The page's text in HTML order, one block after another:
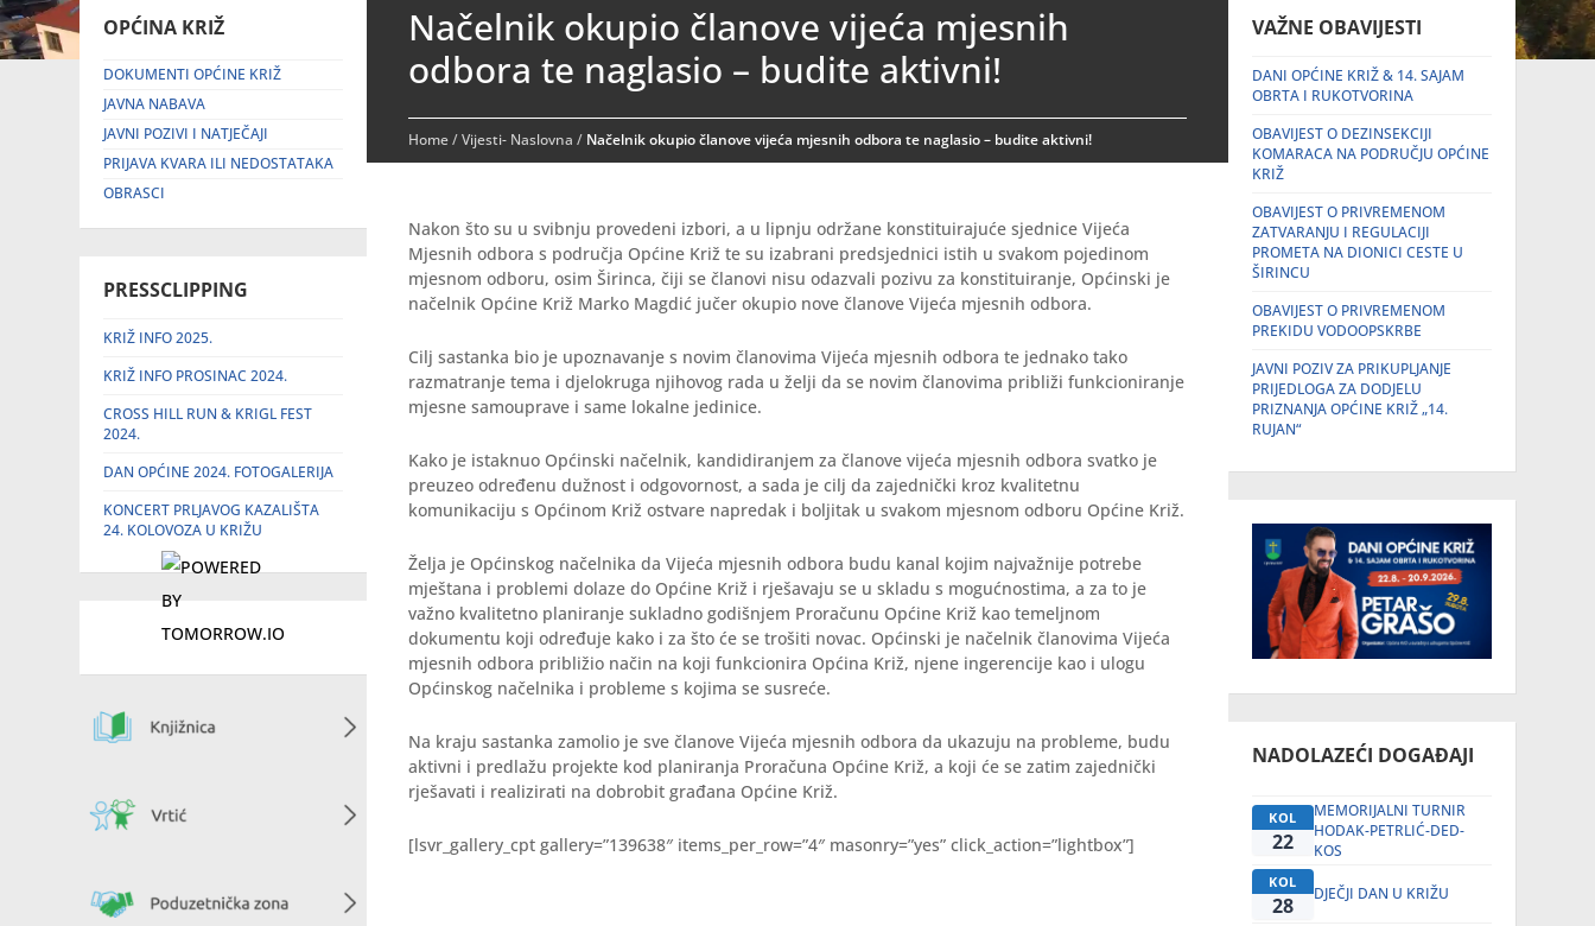
OPĆINA KRIŽ
DOKUMENTI OPĆINE KRIŽ
JAVNA NABAVA
JAVNI POZIVI I NATJEČAJI
PRIJAVA KVARA ILI NEDOSTATAKA
OBRASCI
PRESSCLIPPING
KRIŽ INFO 2025.
KRIŽ INFO PROSINAC 2024.
CROSS HILL RUN & KRIGL FEST
2024.
DAN OPĆINE 2024. FOTOGALERIJA
KONCERT PRLJAVOG KAZALIŠTA
24. KOLOVOZA U KRIŽU
Načelnik okupio članove vijeća mjesnih
odbora te naglasio – budite aktivni!
Home/Vijesti- Naslovna / Načelnik okupio članove vijeća mjesnih odbora te naglasio – budite aktivni!
Nakon što su u svibnju provedeni izbori, a u lipnju održane konstituirajuće sjednice Vijeća
Mjesnih odbora s područja Općine Križ te su izabrani predsjednici istih u svakom pojedinom
mjesnom odboru, osim Širinca, čiji se članovi nisu odazvali pozivu za konstituiranje, Općinski je
načelnik Općine Križ Marko Magdić jučer okupio nove članove Vijeća mjesnih odbora.
Cilj sastanka bio je upoznavanje s novim članovima Vijeća mjesnih odbora te jednako tako
razmatranje tema i djelokruga njihovog rada u želji da se novim članovima približi funkcioniranje
mjesne samouprave i same lokalne jedinice.
Kako je istaknuo Općinski načelnik, kandidiranjem za članove vijeća mjesnih odbora svatko je
preuzeo određenu dužnost i odgovornost, a sada je cilj da zajednički kroz kvalitetnu
komunikaciju s Općinom Križ ostvare napredak i boljitak u svakom mjesnom odboru Općine Križ.
Želja je Općinskog načelnika da Vijeća mjesnih odbora budu kanal kojim najvažnije potrebe
mještana i problemi dolaze do Općine Križ i rješavaju se u skladu s mogućnostima, a za to je
važno kvalitetno planiranje sukladno godišnjem Proračunu Općine Križ kao temeljnom
dokumentu koji određuje kako i za što će se trošiti novac. Općinski je načelnik članovima Vijeća
mjesnih odbora približio način na koji funkcionira Općina Križ, njene ingerencije kao i ulogu
Općinskog načelnika i probleme s kojima se susreće.
Na kraju sastanka zamolio je sve članove Vijeća mjesnih odbora da ukazuju na probleme, budu
aktivni i predlažu projekte kod planiranja Proračuna Općine Križ, a koji će se zatim zajednički
rješavati i realizirati na dobrobit građana Općine Križ.
[lsvr_gallery_cpt gallery=”139638″ items_per_row=”4″ masonry=”yes” click_action=”lightbox”]
VAŽNE OBAVIJESTI
DANI OPĆINE KRIŽ & 14. SAJAM
OBRTA I RUKOTVORINA
OBAVIJEST O DEZINSEKCIJI
KOMARACA NA PODRUČJU OPĆINE
KRIŽ
OBAVIJEST O PRIVREMENOM
ZATVARANJU I REGULACIJI
PROMETA NA DIONICI CESTE U
ŠIRINCU
OBAVIJEST O PRIVREMENOM
PREKIDU VODOOPSKRBE
JAVNI POZIV ZA PRIKUPLJANJE
PRIJEDLOGA ZA DODJELU
PRIZNANJA OPĆINE KRIŽ „14.
RUJAN“
NADOLAZEĆI DOGAĐAJI
KOL
22
MEMORIJALNI TURNIR
HODAK-PETRLIĆ-DED-
KOS
KOL
28 DJEČJI DAN U KRIŽU